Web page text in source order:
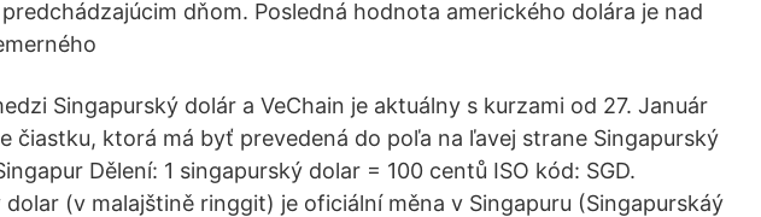
dňom. Posledná hodnota amerického dolára je nad
Singapurský dolár a VeChain je aktuálny s kurzami od 27. Január
čiastku, ktorá má byť prevedená do poľa na ľavej strane Singapurský
Dělení: 1 singapurský dolar = 100 centů ISO kód: SGD.
dolar (v malajštině ringgit) je oficiální měna v Singapuru (Singapurskáý